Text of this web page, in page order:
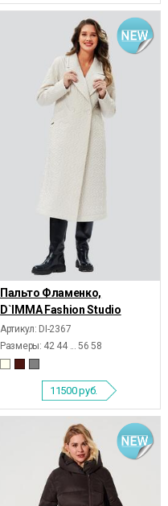
Пальто Фламенко,
D`IMMA Fashion Studio
Артикул: DI-2367
Размеры: 42 44 ... 56 58
11500руб.